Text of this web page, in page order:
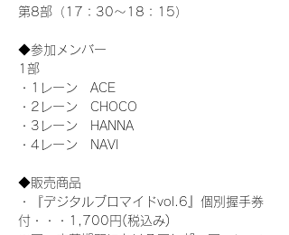
第8部（17：30～18：15）
◆参加メンバー
1部
・1レーン　ACE
・2レーン　CHOCO
・3レーン　HANNA
・4レーン　NAVI
◆販売商品
・『デジタルブロマイドvol.6』個別握手券
付・・・1,700円(税込み)